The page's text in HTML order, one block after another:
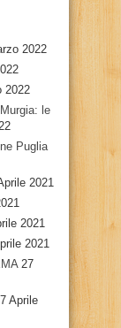
2022
2022
le
Puglia
2021
2021
2021
27
Aprile